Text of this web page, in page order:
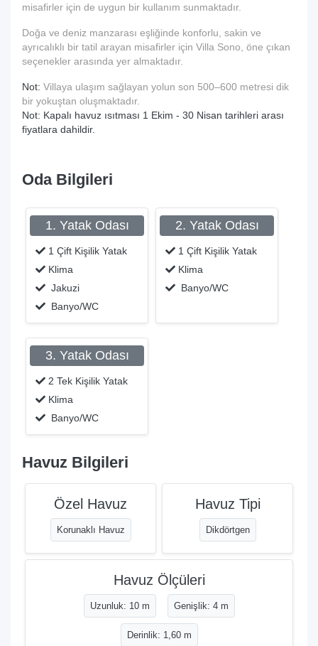
misafirler için de uygun bir kullanım sunmaktadır.
Doğa ve deniz manzarası eşliğinde konforlu, sakin ve
ayrıcalıklı bir tatil arayan misafirler için Villa Sono, öne çıkan
seçenekler arasında yer almaktadır.
Not: Villaya ulaşım sağlayan yolun son 500–600 metresi dik
bir yokuştan oluşmaktadır.
Not: Kapalı havuz ısıtması 1 Ekim - 30 Nisan tarihleri arası
fiyatlara dahildir.
Oda Bilgileri
1. Yatak Odası
1 Çift Kişilik Yatak
Klima
Jakuzi
Banyo/WC
2. Yatak Odası
1 Çift Kişilik Yatak
Klima
Banyo/WC
3. Yatak Odası
2 Tek Kişilik Yatak
Klima
Banyo/WC
Havuz Bilgileri
Özel Havuz
Korunaklı Havuz
Havuz Tipi
Dikdörtgen
Havuz Ölçüleri
Uzunluk: 10 m Genişlik: 4 m
Derinlik: 1,60 m